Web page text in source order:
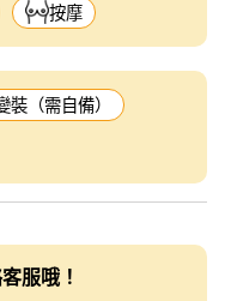
按摩
裝（需自備）
服哦！